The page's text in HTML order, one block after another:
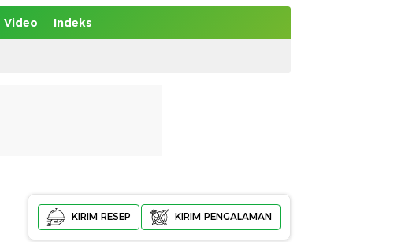
Video Indeks
KIRIM RESEP KIRIM PENGALAMAN